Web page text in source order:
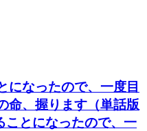
になったので、一度目
命、握ります（単話版
ことになったので、一